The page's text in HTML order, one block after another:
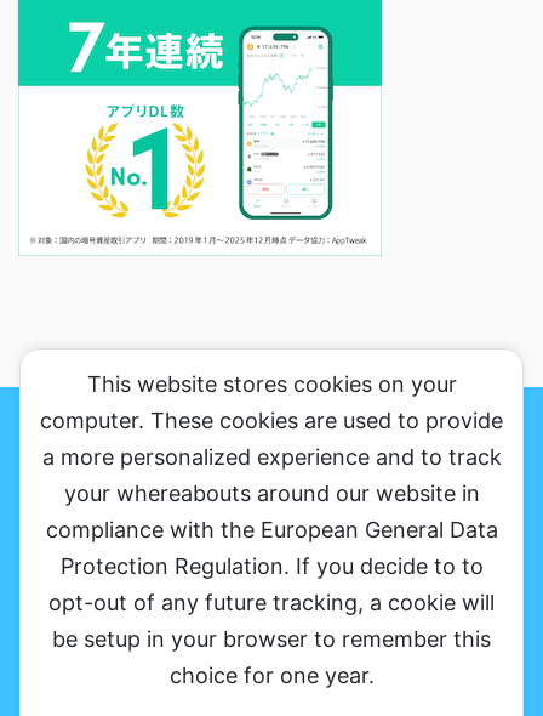
おかりんのブログの魅力、がっちり伝えますのサイトマップ
プライバシ
ーポリシー&免罪事項
お問い合わせ
ソーシャルメディアだから銀河まで発信する
This website stores cookies on your
computer. These cookies are used to provide
a more personalized experience and to track
your whereabouts around our website in
compliance with the European General Data
Protection Regulation. If you decide to to
opt-out of any future tracking, a cookie will
be setup in your browser to remember this
choice for one year.